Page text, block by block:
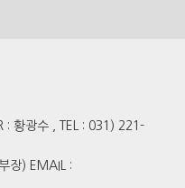
: 황광수 , TEL : 031) 221-
장) EMAIL :